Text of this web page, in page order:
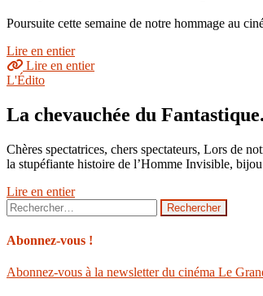
Poursuite cette semaine de notre hommage au
Lire en entier
Lire en entier
L'Édito
La chevauchée du Fantastique.
Chères spectatrices, chers spectateurs, Lors de
la stupéfiante histoire de l’Homme Invisible,
Lire en entier
Rechercher :
Abonnez-vous !
Abonnez-vous à la newsletter du cinéma Le